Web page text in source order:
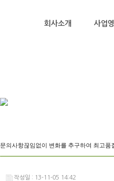
회사소개 사업
문의사항끊임없이 변화를 추구하여 최고
작성일 : 13-11-05 14:42